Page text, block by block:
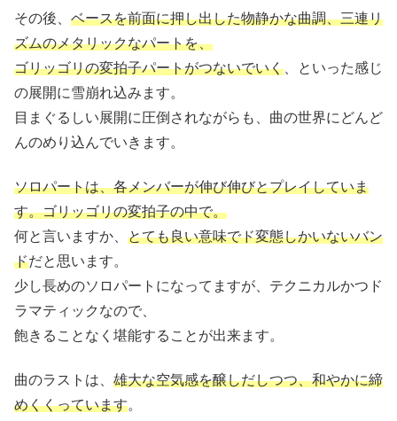
その後、 ベースを前面に押し出した物静かな曲調、三連リ
ズムのメタリックなパートを、
ゴリッゴリの変拍子パートがつないでいく 、といった感じ
の展開に雪崩れ込みます。
目まぐるしい展開に圧倒されながらも、曲の世界にどんど
んのめり込んでいきます。
ソロパートは、各メンバーが伸び伸びとプレイしていま
す。ゴリッゴリの変拍子の中で。
何と言いますか、 とても良い意味でド変態しかいないバン
ドだと思います。
少し長めのソロパートになってますが、テクニカルかつド
ラマティックなので、
飽きることなく堪能することが出来ます。
曲のラストは、 雄大な空気感を醸しだしつつ、和やかに締
めくくっています。